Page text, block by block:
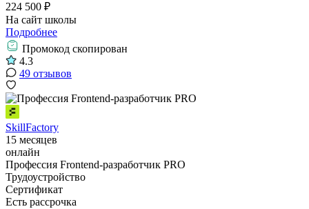
224 500 ₽
На сайт школы
Подробнее
Промокод скопирован
4.3
49 отзывов
SkillFactory
15 месяцев
онлайн
Профессия Frontend-разработчик PRO
Трудоустройство
Сертификат
Есть рассрочка